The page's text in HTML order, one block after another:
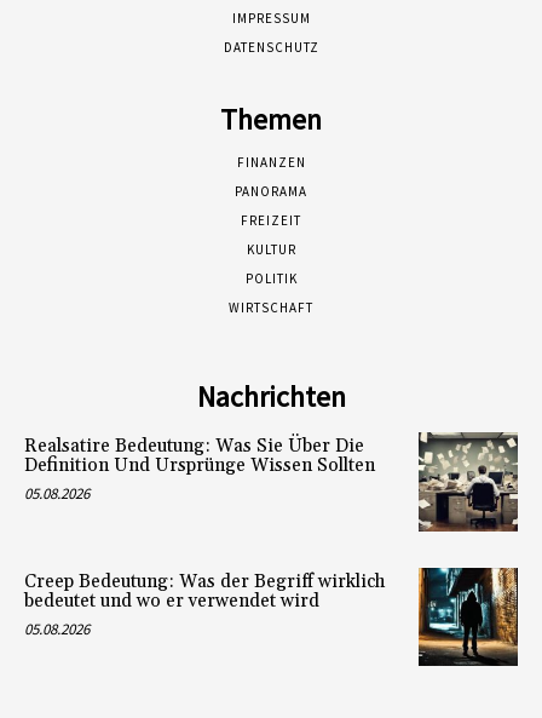
IMPRESSUM
DATENSCHUTZ
Themen
FINANZEN
PANORAMA
FREIZEIT
KULTUR
POLITIK
WIRTSCHAFT
Nachrichten
Realsatire Bedeutung: Was Sie Über Die
Definition Und Ursprünge Wissen Sollten
05.08.2026
Creep Bedeutung: Was der Begriff wirklich
bedeutet und wo er verwendet wird
05.08.2026